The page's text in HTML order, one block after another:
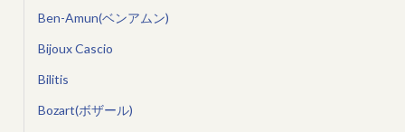
Ben-Amun(ベンアムン)
Bijoux Cascio
Bilitis
Bozart(ボザール)